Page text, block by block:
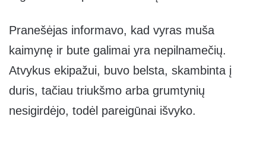
Pranešėjas informavo, kad vyras muša
kaimynę ir bute galimai yra nepilnamečių.
Atvykus ekipažui, buvo belsta, skambinta į
duris, tačiau triukšmo arba grumtynių
nesigirdėjo, todėl pareigūnai išvyko.